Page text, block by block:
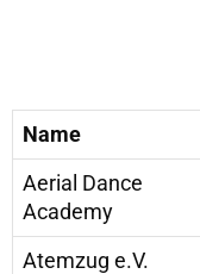
Name
Aerial Dance
Academy
Atemzug e.V.